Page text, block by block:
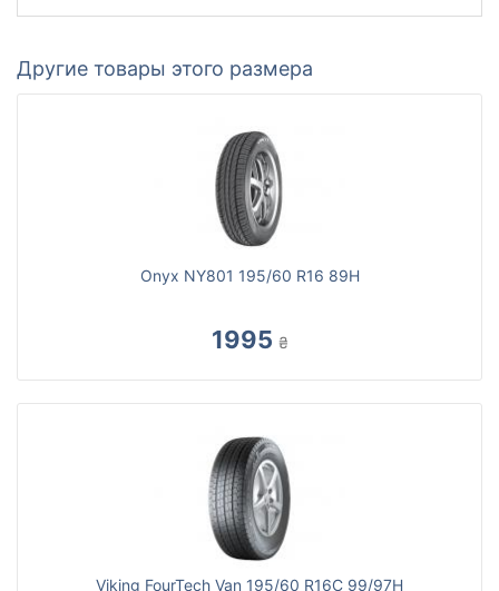
Другие товары этого размера
Onyx NY801 195/60 R16 89H
1995 ₴
Viking FourTech Van 195/60 R16C 99/97H